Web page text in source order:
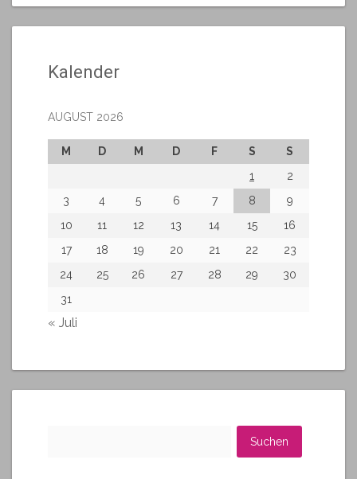
Kalender
AUGUST 2026
M D M D F S
S
1
2
3
4 5 6 7 8
9
10
11 12 13 14 15
16
17
18 19 20 21 22
23
24
25 26 27 28 29
30
31
« Juli